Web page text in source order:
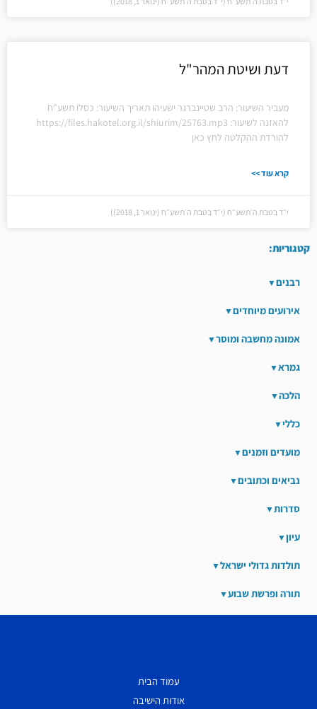
דעת ושיטת המהר"ל
מעביר השיעור: הרב שטיינברגר ישעיהו תאריך השיעור: כסלו תשע"ח
להאזנה לשיעור: https://files.hakotel.org.il/shiurim/25763.mp3
להורדת ההקלטה לחץ כאן
קרא עוד >>
י״ד בטבת ה׳תשע״ח (י״ד בטבת ה׳תשע״ח (ינואר 1, 2018))
קטגוריות:
רבנים
אירועים מיוחדים
אמונה מחשבה ומוסר
גמרא
הלכה
כללי
מועדים וזמנים
נביאים וכתובים
סדרות
עיון
תולדות גדולי ישראל
תורה ופרשת שבוע
עמוד הבית
אודות הישיבה